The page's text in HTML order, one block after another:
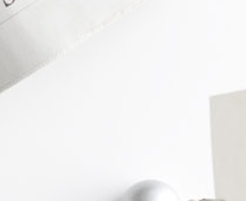
活动公告
数据统计分析